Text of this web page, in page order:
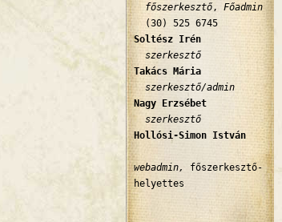
főszerkesztő ,
Főadmin
(30) 525 6745
Soltész Irén
szerkesztő
Takács Mária
szerkesztő/admin
Nagy Erzsébet
szerkesztő
Hollósi-Simon István
webadmin,
főszerkesztő-
helyettes